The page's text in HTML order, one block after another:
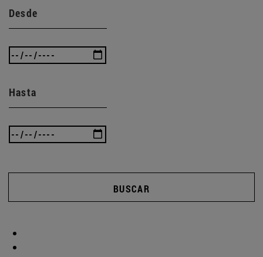
Desde
Hasta
BUSCAR